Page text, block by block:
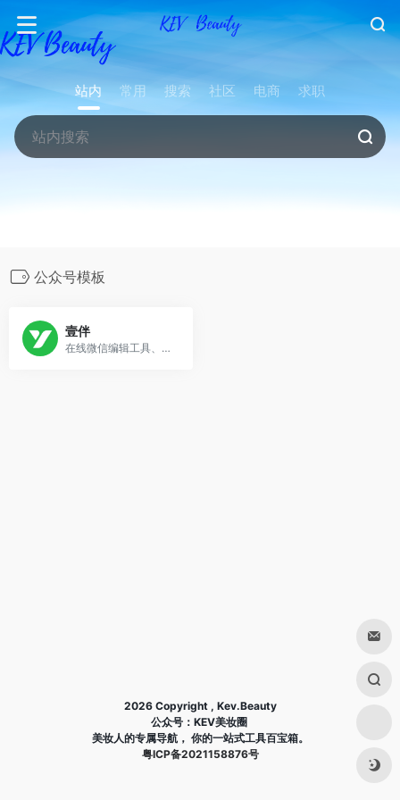
站内 常用 搜索 社区 电商 求职
公众号模板
壹伴
在线微信编辑工具、拥有万千公众号模板,公众号素材样式、具备公众号排版，多公众号管理,数据分析，定时群发等功能
2026 Copyright , Kev.Beauty
公众号：KEV美妆圈
美妆人的专属导航， 你的一站式工具百宝箱。
粤ICP备2021158876号